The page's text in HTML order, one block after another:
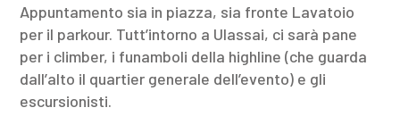
Appuntamento sia in piazza, sia fronte Lavatoio
per il parkour. Tutt’intorno a Ulassai, ci sarà pane
per i climber, i funamboli della highline (che guarda
dall’alto il quartier generale dell’evento) e gli
escursionisti.